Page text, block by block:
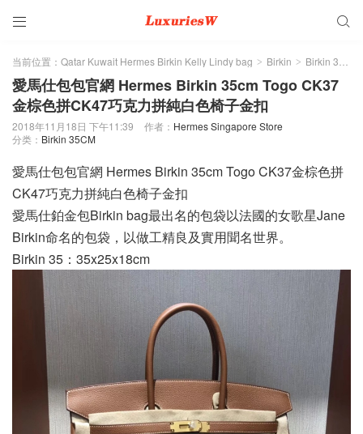
 
当前位置： Qatar Kuwait Hermes Birkin Kelly Lindy bag > Birkin > Birkin 35CM
愛馬仕包包官網 Hermes Birkin 35cm Togo CK37
金棕色拼CK47巧克力拼純白色椅子金扣
2018年11月18日 下午11:39 作者： Hermes Singapore Store
分类： Birkin 35CM
愛馬仕包包官網 Hermes Birkin 35cm Togo CK37金棕色拼
CK47巧克力拼純白色椅子金扣
愛馬仕鉑金包Birkin bag最出名的包袋以法國的女歌星Jane
Birkin命名的包袋，以做工精良及實用聞名世界。
Birkin 35：35x25x18cm